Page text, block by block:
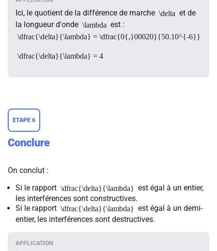
Ici, le quotient de la différence de marche \delta et de
la longueur d'onde \lambda est :
\dfrac{\delta}{\lambda} = \dfrac{0{,}00020}{50.10^{-6}}
\dfrac{\delta}{\lambda} = 4
ETAPE 6
Conclure
On conclut :
Si le rapport \dfrac{\delta}{\lambda} est égal à un entier,
les interférences sont constructives.
Si le rapport \dfrac{\delta}{\lambda} est égal à un demi-
entier, les interférences sont destructives.